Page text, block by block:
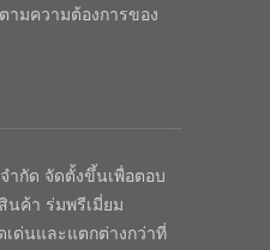
ามความต้องการของ
ำกัด จัดตั้งขึ้นเพื่อตอบ
นค้า ร่มพรีเมี่ยม
เด่นและแตกต่างกว่าที่